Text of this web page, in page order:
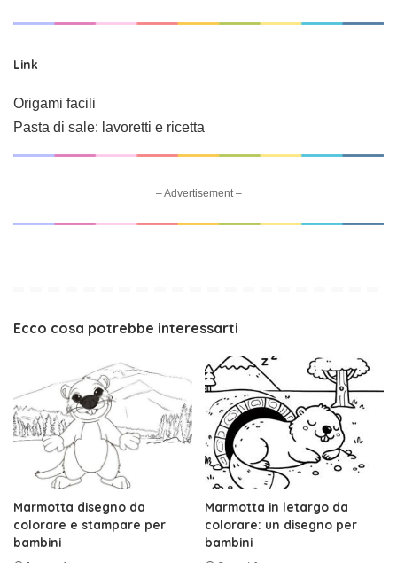
Link
Origami facili
Pasta di sale: lavoretti e ricetta
– Advertisement –
Ecco cosa potrebbe interessarti
Marmotta disegno da
colorare e stampare per
bambini
Marmotta in letargo da
colorare: un disegno per
bambini